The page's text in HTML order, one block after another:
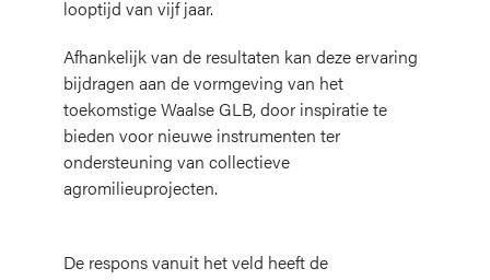
looptijd van vijf jaar.
Afhankelijk van de resultaten kan deze ervaring
bijdragen aan de vormgeving van het
toekomstige Waalse GLB, door inspiratie te
bieden voor nieuwe instrumenten ter
ondersteuning van collectieve
agromilieuprojecten.
De respons vanuit het veld heeft de